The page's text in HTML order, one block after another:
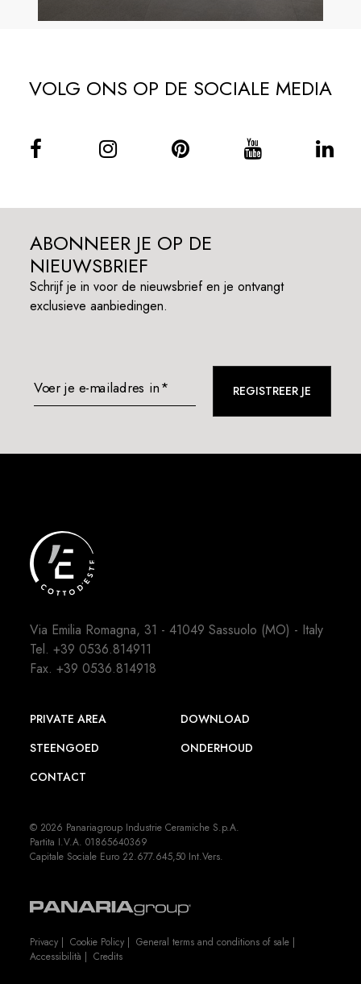
VOLG ONS OP DE SOCIALE MEDIA
ABONNEER JE OP DE
NIEUWSBRIEF
Schrijf je in voor de nieuwsbrief en je ontvangt
exclusieve aanbiedingen.
Voer je e-mailadres in* REGISTREER JE
Via Emilia Romagna, 31 - 41049 Sassuolo (MO) - Italy
Tel.+39 0536.814911
Fax. +39 0536.814918
PRIVATE AREA
DOWNLOAD
STEENGOED
ONDERHOUD
CONTACT
© 2026 Panariagroup Industrie Ceramiche S.p.A.
Partita I.V.A. 01865640369
Capitale Sociale Euro 22.677.645,50 Int.Vers.
Privacy |Cookie Policy |General terms and conditions of sale |
Accessibilità |Credits